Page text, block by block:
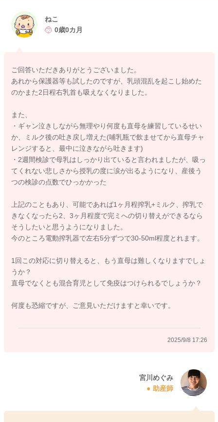
くると思います。
生まれてひと月ぐらいになるまでは、一時的にでも乳頭保護機
る可能性もあると思います。
なのでよかったらお試しになってみるのも一つなのではと思い
保護器を使用されて、左から吸ってもらって、右も吸ってもら
い、足りない分は搾乳があれば搾乳、そしてミルクを追加され
てみてはどうかなと思います。
産院、もしくはお近くの母乳外来へ、ご相談いただけたらと思
います。
2025/9/3 21:55
ねこ
0歳0カ月
ご回答いただきありがとうございました。
あれから保護器等も試したのですが、乳頭混乱を起こし始めた
のかまた2日程右乳首も吸えなくなりました。
また、
・ギャン泣きしながら無理やり何度も直母を練習しているせい
か、ミルク後の吐き戻し増えた(哺乳瓶で飲ませてから直母チャ
レンジすると、最中に泣きながら吐きます)
・2週間検診で母乳はしっかり出ていると言われましたが、吸っ
てくれない悲しさから授乳の度に涙が出るようになり、産後う
つの検診の点数でひっかかった
上記のこともあり、可能であれば1ヶ月程搾乳+ミルク、搾乳で
きなくなったら2、3ヶ月程度で完ミへの切り替えができるなら
そうしたいと思うようになりました。
今のところ電動搾乳器で左右5分ずつで30-50ml程度とれます。
1回この対応に切り替えると、もう直母は難しくなりますでしょ
うか？
直母でなくとも混合育児として免疫はつけられるでしょうか？
何度も恐縮ですが、ご意見いただけますと幸いです。
2025/9/8 17:26
宮川めぐみ
助産師